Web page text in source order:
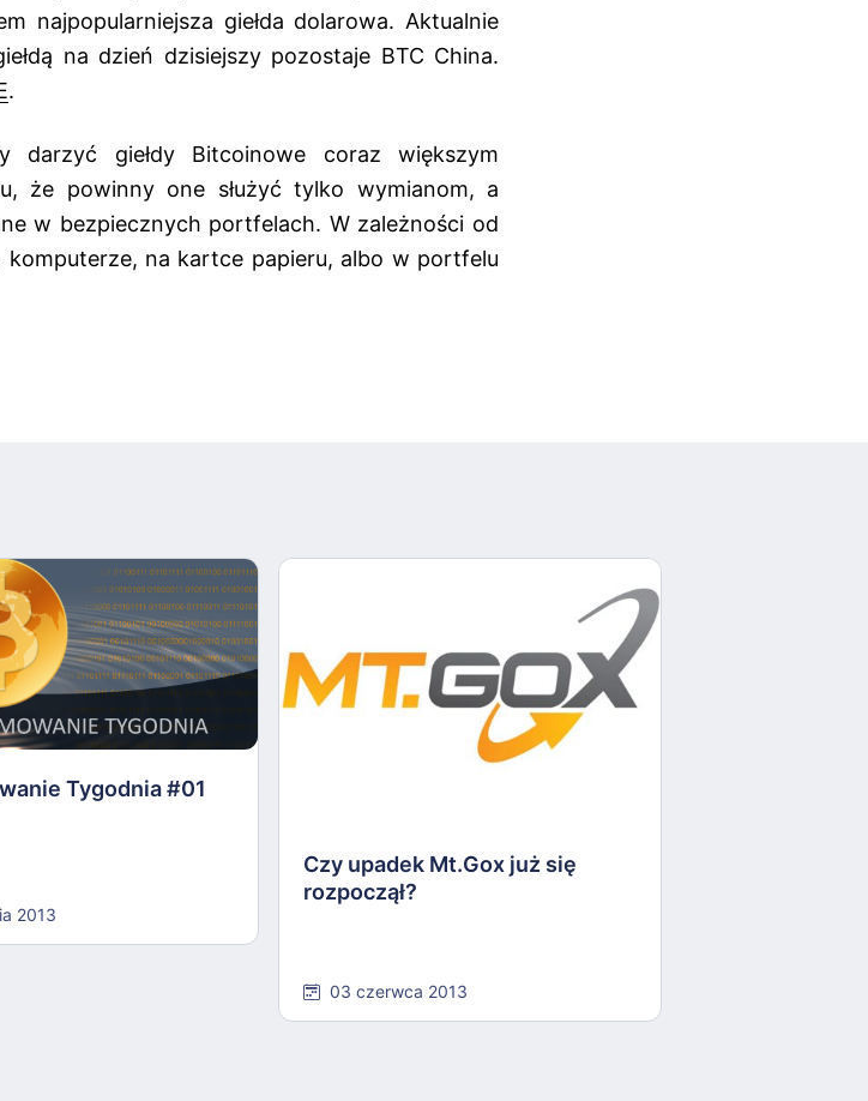
najpopularniejsza giełda dolarowa. Aktualnie
na dzień dzisiejszy pozostaje BTC China.
.
darzyć giełdy Bitcoinowe coraz większym
że powinny one służyć tylko wymianom, a
w bezpiecznych portfelach. W zależności od
na kartce papieru, albo w portfelu
Tygodnia #01
2013
Czy upadek Mt.Gox już się
rozpoczął?
03 czerwca 2013